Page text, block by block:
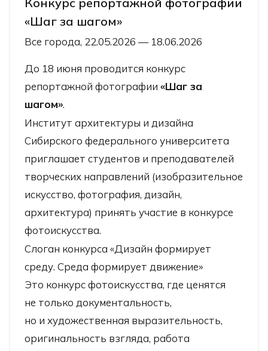
«Шаг за шагом»
Все города, 22.05.2026 — 18.06.2026
До 18 июня проводится конкурс
репортажной фотографии «Шаг за
шагом».
Институт архитектуры и дизайна
Сибирского федерального университета
приглашает студентов и преподавателей
творческих направлений (изобразительное
искусство, фотография, дизайн,
архитектура) принять участие в конкурсе
фотоискусства.
Слоган конкурса «Дизайн формирует
среду. Среда формирует движение»
Это конкурс фотоискусства, где ценятся
не только документальность,
но и художественная выразительность,
оригинальность взгляда, работа